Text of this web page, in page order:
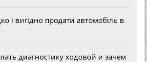
і вигідно продати автомобіль в
диагностику ходовой и зачем